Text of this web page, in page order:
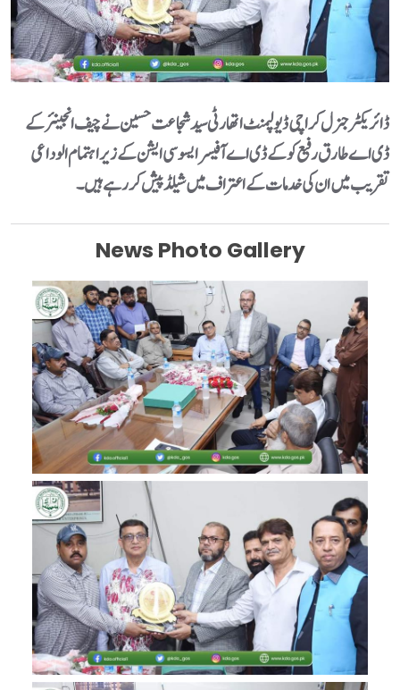
ڈائریکٹر جنرل کراچی ڈیولپمنٹ اتھارٹی سید شجاعت حسین نے چیف انجینئر کے
ڈی اے طارق رفیع کو کے ڈی اے آفیسر ایسوسی ایشن کے زیر اہتمام الوداعی
تقریب میں ان کی خدمات کے اعتراف میں شیلڈ پیش کر رہے ہیں۔
News Photo Gallery